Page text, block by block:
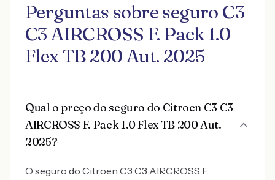
Perguntas sobre seguro C3
C3 AIRCROSS F. Pack 1.0
Flex TB 200 Aut. 2025
Qual o preço do seguro do Citroen C3 C3
AIRCROSS F. Pack 1.0 Flex TB 200 Aut.
2025?
O seguro do Citroen C3 C3 AIRCROSS F.